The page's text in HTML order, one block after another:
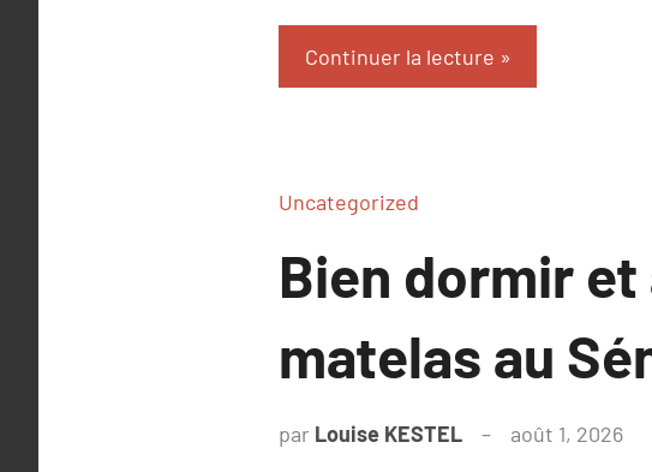
Continuer la lecture
Uncategorized
Bien dormir
matelas au
par Louise KESTEL août 1, 2026